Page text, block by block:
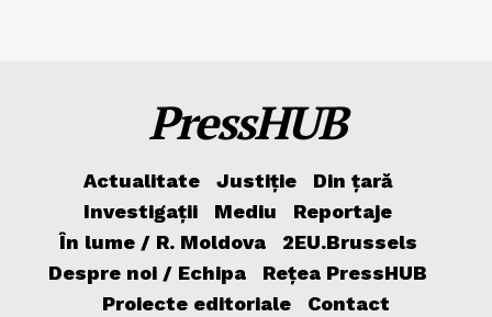
PressHUB
Actualitate Justiție
Din țară
Investigații
Mediu
Reportaje
În lume / R. Moldova
2EU.Brussels
Despre noi / Echipa
Rețea PressHUB
Proiecte editoriale
Contact